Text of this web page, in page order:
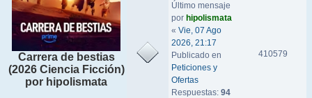
Carrera de bestias
(2026 Ciencia Ficción)
por hipolismata
Último mensaje
por hipolismata
« Vie, 07 Ago
2026, 21:17
Publicado en
Peticiones y
Ofertas
Respuestas: 94
410579